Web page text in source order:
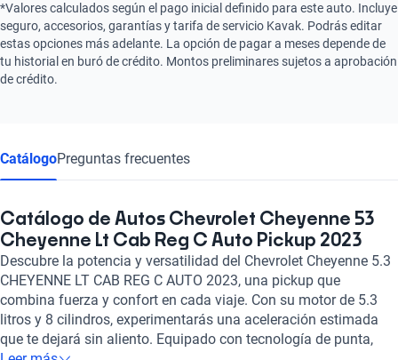
*Valores calculados según el pago inicial definido para este auto. Incluye
seguro, accesorios, garantías y tarifa de servicio Kavak. Podrás editar
estas opciones más adelante. La opción de pagar a meses depende de
tu historial en buró de crédito. Montos preliminares sujetos a aprobación
de crédito.
CatálogoPreguntas frecuentes
Catálogo de Autos Chevrolet Cheyenne 53
Cheyenne Lt Cab Reg C Auto Pickup 2023
Descubre la potencia y versatilidad del Chevrolet Cheyenne 5.3
CHEYENNE LT CAB REG C AUTO 2023, una pickup que
combina fuerza y confort en cada viaje. Con su motor de 5.3
litros y 8 cilindros, experimentarás una aceleración estimada
que te dejará sin aliento. Equipado con tecnología de punta,